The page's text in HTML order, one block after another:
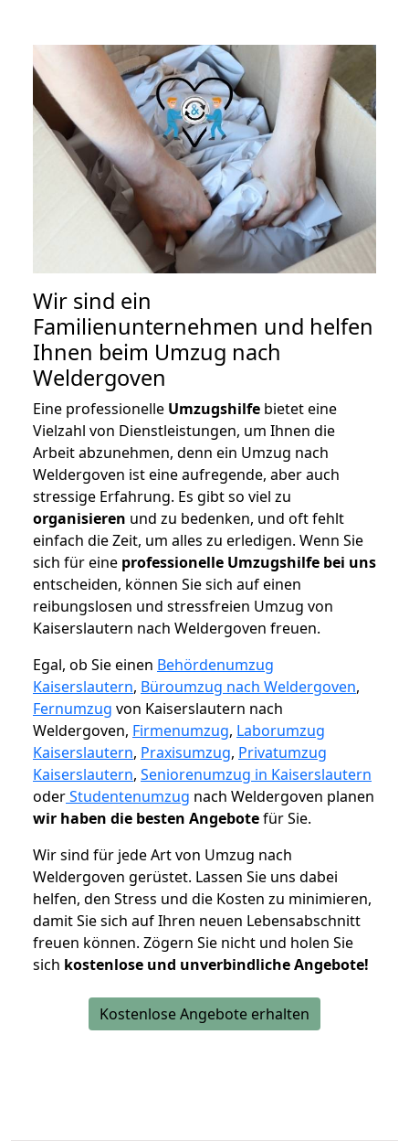
Wir sind ein
Familienunternehmen und helfen
Ihnen beim Umzug nach
Weldergoven
Eine professionelle Umzugshilfe bietet eine
Vielzahl von Dienstleistungen, um Ihnen die
Arbeit abzunehmen, denn ein Umzug nach
Weldergoven ist eine aufregende, aber auch
stressige Erfahrung. Es gibt so viel zu
organisieren und zu bedenken, und oft fehlt
einfach die Zeit, um alles zu erledigen. Wenn Sie
sich für eine professionelle Umzugshilfe bei uns
entscheiden, können Sie sich auf einen
reibungslosen und stressfreien Umzug von
Kaiserslautern nach Weldergoven freuen.
Egal, ob Sie einen Behördenumzug
Kaiserslautern, Büroumzug nach Weldergoven,
Fernumzug von Kaiserslautern nach
Weldergoven, Firmenumzug, Laborumzug
Kaiserslautern, Praxisumzug, Privatumzug
Kaiserslautern, Seniorenumzug in Kaiserslautern
oderStudentenumzug nach Weldergoven planen
wir haben die besten Angebotefür Sie.
Wir sind für jede Art von Umzug nach
Weldergoven gerüstet. Lassen Sie uns dabei
helfen, den Stress und die Kosten zu minimieren,
damit Sie sich auf Ihren neuen Lebensabschnitt
freuen können. Zögern Sie nicht und holen Sie
sich kostenlose und unverbindliche Angebote!
Kostenlose Angebote erhalten